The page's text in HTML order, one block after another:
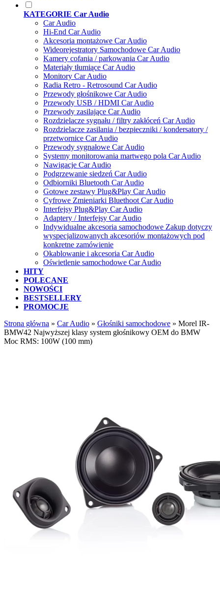
KATEGORIE Car Audio
Car Audio
Hi-End Car Audio
Akcesoria montażowe Car Audio
Wideorejestratory Samochodowe Car Audio
Kamery cofania / parkowania Car Audio
Materiały tłumiące Car Audio
Monitory Car Audio
Radia Retro - Retrosound Car Audio
Przewody głośnikowe Car Audio
Przewody USB / HDMI Car Audio
Przewody zasilające Car Audio
Rozdzielacze sygnału / filtry zakłóceń Car Audio
Rozdzielacze zasilania / bezpieczniki / kondersatory /
przetwornice Car Audio
Przewody sygnałowe Car Audio
Systemy monitorowania martwego pola Car Audio
Nawigacje Car Audio
Podgrzewanie siedzeń Car Audio
Odbiorniki Bluetooth Car Audio
Gotowe zestawy Plug&Play Car Audio
Cyfrowe Zmieniarki Bluethoot Car Audio
Interfejsy Plug&Play Car Audio
Adaptery / Interfejsy Car Audio
Indywidualne akcesoria samochodowe Zakup dotyczy
wyspecjalizowanych akcesoriów montażowych pod
konkretne zamówienie
Okablowanie i akcesoria Car Audio
Oświetlenie samochodowe Car Audio
HITY
POLECANE
NOWOŚCI
BESTSELLERY
PROMOCJE
Strona główna » Car Audio » Głośniki samochodowe » Morel IR-
BMW42 Najwyższej klasy system głośnikowy OEM do BMW
Moc RMS: 100W (100 mm)